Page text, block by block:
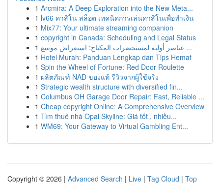
1 Arcmira: A Deep Exploration into the New Meta...
1 lv66 คาสิโน สล็อต เทคนิคการเล่นคาสิโนเพื่อทำเงิน
1 Mix77: Your ultimate streaming companion
1 copyright in Canada: Scheduling and Legal Status
1
عناصر أولية لمستحضرات المكياج: استعراض موسع ...
1 Hotel Murah: Panduan Lengkap dan Tips Hemat
1 Spin the Wheel of Fortune: Red Door Roulette
1 ผลิตภัณฑ์ NAD ของแท้ รีวิวจากผู้ใช้จริง
1 Strategic wealth structure with diversified fin...
1 Columbus OH Garage Door Repair: Fast, Reliable ...
1 Cheap copyright Online: A Comprehensive Overview
1 Tìm thuê nhà Opal Skyline: Giá tốt , nhiều...
1 WM69: Your Gateway to Virtual Gambling Ent...
Copyright © 2026 | Advanced Search | Live | Tag Cloud | Top